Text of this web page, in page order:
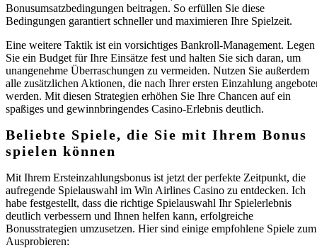
Bonusumsatzbedingungen beitragen. So erfüllen Sie diese
Bedingungen garantiert schneller und maximieren Ihre Spielzeit.
Eine weitere Taktik ist ein vorsichtiges Bankroll-Management. Legen
Sie ein Budget für Ihre Einsätze fest und halten Sie sich daran, um
unangenehme Überraschungen zu vermeiden. Nutzen Sie außerdem
alle zusätzlichen Aktionen, die nach Ihrer ersten Einzahlung
werden. Mit diesen Strategien erhöhen Sie Ihre Chancen auf ein
spaßiges und gewinnbringendes Casino-Erlebnis deutlich.
Beliebte Spiele, die Sie mit Ihrem Bonus
spielen können
Mit Ihrem Ersteinzahlungsbonus ist jetzt der perfekte Zeitpunkt, die
aufregende Spielauswahl im Win Airlines Casino zu entdecken. Ich
habe festgestellt, dass die richtige Spielauswahl Ihr Spielerlebnis
deutlich verbessern und Ihnen helfen kann, erfolgreiche
Bonusstrategien umzusetzen. Hier sind einige empfohlene Spiele zum
Ausprobieren: